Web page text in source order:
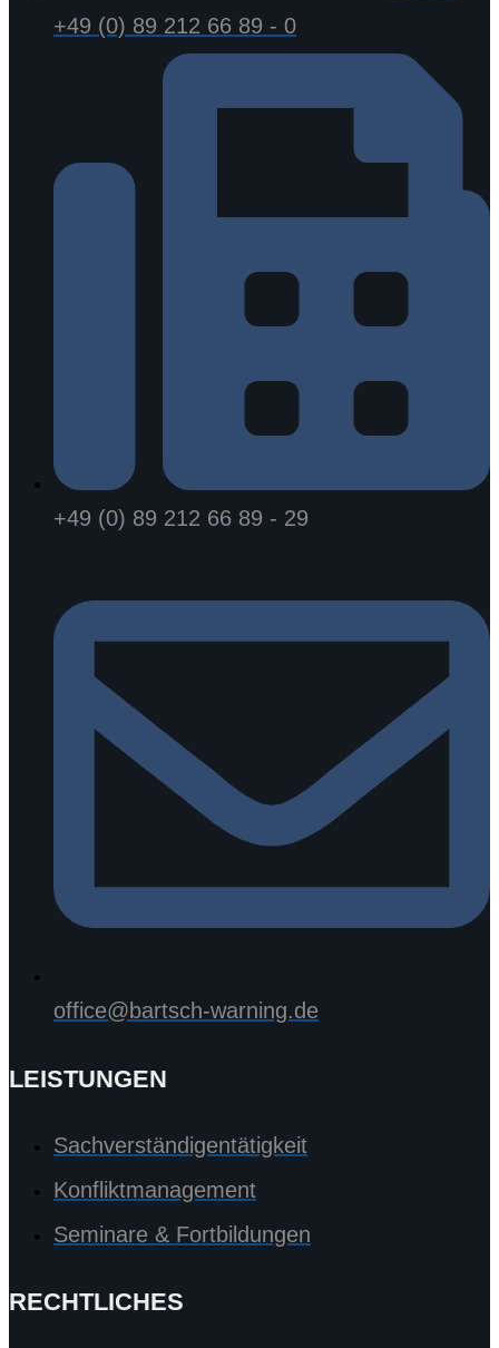
+49 (0) 89 212 66 89 - 0
+49 (0) 89 212 66 89 - 29
office@bartsch-warning.de
LEISTUNGEN
Sachverständigentätigkeit
Konfliktmanagement
Seminare & Fortbildungen
RECHTLICHES